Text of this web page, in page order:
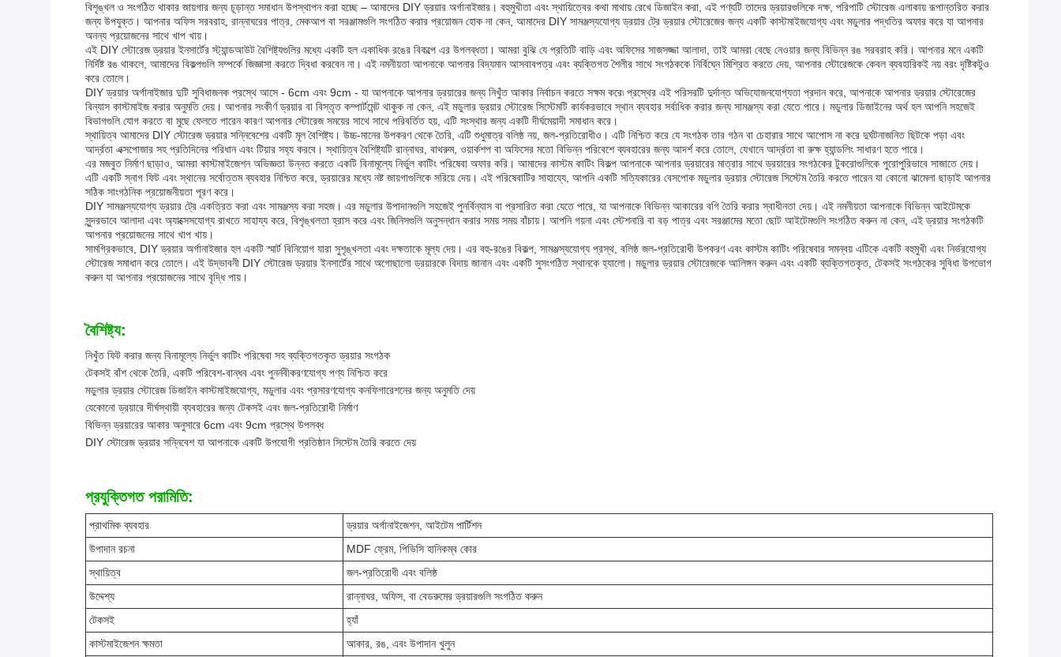
বিশৃঙ্খল ও সংগঠিত থাকার জায়গার জন্য চূড়ান্ত সমাধান উপস্থাপন করা হচ্ছে – আমাদের DIY ড্রয়ার অর্গানাইজার। বহুমুখীতা এবং স্থায়িত্বের কথা মাথায় রেখে ডিজাইন করা, এই পণ্যটি তাদের ড্রয়ারগুলিকে দক্ষ, পরিপাটি স্টোরেজ এলাকায় রূপান্তরিত করার
জন্য উপযুক্ত। আপনার অফিস সরবরাহ, রান্নাঘরের পাত্র, মেকআপ বা সরঞ্জামগুলি সংগঠিত করার প্রয়োজন হোক না কেন, আমাদের DIY সামঞ্জস্যযোগ্য ড্রয়ার ট্রে ড্রয়ার স্টোরেজের জন্য একটি কাস্টমাইজযোগ্য এবং মডুলার পদ্ধতির অফার করে যা আপনার
অনন্য প্রয়োজনের সাথে খাপ খায়।
এই DIY স্টোরেজ ড্রয়ার ইনসার্টের স্ট্যান্ডআউট বৈশিষ্ট্যগুলির মধ্যে একটি হল একাধিক রঙের বিকল্পে এর উপলব্ধতা। আমরা বুঝি যে প্রতিটি বাড়ি এবং অফিসের সাজসজ্জা আলাদা, তাই আমরা বেছে নেওয়ার জন্য বিভিন্ন রঙ সরবরাহ করি। আপনার মনে একটি
নির্দিষ্ট রঙ থাকলে, আমাদের বিকল্পগুলি সম্পর্কে জিজ্ঞাসা করতে দ্বিধা করবেন না। এই নমনীয়তা আপনাকে আপনার বিদ্যমান আসবাবপত্র এবং ব্যক্তিগত শৈলীর সাথে সংগঠককে নির্বিঘ্নে মিশ্রিত করতে দেয়, আপনার স্টোরেজকে কেবল ব্যবহারিকই নয় বরং দৃষ্টিকটুও
করে তোলে।
DIY ড্রয়ার অর্গানাইজার দুটি সুবিধাজনক প্রস্থে আসে - 6cm এবং 9cm - যা আপনাকে আপনার ড্রয়ারের জন্য নিখুঁত আকার নির্বাচন করতে সক্ষম করে৷ প্রস্থের এই পরিসরটি দুর্দান্ত অভিযোজনযোগ্যতা প্রদান করে, আপনাকে আপনার ড্রয়ার স্টোরেজের
বিন্যাস কাস্টমাইজ করার অনুমতি দেয়। আপনার সংকীর্ণ ড্রয়ার বা বিস্তৃত কম্পার্টমেন্ট থাকুক না কেন, এই মডুলার ড্রয়ার স্টোরেজ সিস্টেমটি কার্যকরভাবে স্থান ব্যবহার সর্বাধিক করার জন্য সামঞ্জস্য করা যেতে পারে। মডুলার ডিজাইনের অর্থ হল আপনি সহজেই
বিভাগগুলি যোগ করতে বা মুছে ফেলতে পারেন কারণ আপনার স্টোরেজ সময়ের সাথে সাথে পরিবর্তিত হয়, এটি সংস্থার জন্য একটি দীর্ঘমেয়াদী সমাধান করে।
স্থায়িত্ব আমাদের DIY স্টোরেজ ড্রয়ার সন্নিবেশের একটি মূল বৈশিষ্ট্য। উচ্চ-মানের উপকরণ থেকে তৈরি, এটি শুধুমাত্র বলিষ্ঠ নয়, জল-প্রতিরোধীও। এটি নিশ্চিত করে যে সংগঠক তার গঠন বা চেহারার সাথে আপোস না করে দুর্ঘটনাজনিত ছিটকে পড়া এবং
আর্দ্রতা এক্সপোজার সহ প্রতিদিনের পরিধান এবং টিয়ার সহ্য করবে। স্থায়িত্ব বৈশিষ্ট্যটি রান্নাঘর, বাথরুম, ওয়ার্কশপ বা অফিসের মতো বিভিন্ন পরিবেশে ব্যবহারের জন্য আদর্শ করে তোলে, যেখানে আর্দ্রতা বা রুক্ষ হ্যান্ডলিং সাধারণ হতে পারে।
এর মজবুত নির্মাণ ছাড়াও, আমরা কাস্টমাইজেশন অভিজ্ঞতা উন্নত করতে একটি বিনামূল্যে নির্ভুল কাটিং পরিষেবা অফার করি। আমাদের কাস্টম কাটিং বিকল্প আপনাকে আপনার ড্রয়ারের মাত্রার সাথে ড্রয়ারের সংগঠকের টুকরোগুলিকে পুরোপুরিভাবে সাজাতে দেয়।
এটি একটি স্নাগ ফিট এবং স্থানের সর্বোত্তম ব্যবহার নিশ্চিত করে, ড্রয়ারের মধ্যে নষ্ট জায়গাগুলিকে সরিয়ে দেয়। এই পরিষেবাটির সাহায্যে, আপনি একটি সত্যিকারের বেসপোক মডুলার ড্রয়ার স্টোরেজ সিস্টেম তৈরি করতে পারেন যা কোনো ঝামেলা ছাড়াই আপনার
সঠিক সাংগঠনিক প্রয়োজনীয়তা পূরণ করে।
DIY সামঞ্জস্যযোগ্য ড্রয়ার ট্রে একত্রিত করা এবং সামঞ্জস্য করা সহজ। এর মডুলার উপাদানগুলি সহজেই পুনর্বিন্যাস বা প্রসারিত করা যেতে পারে, যা আপনাকে বিভিন্ন আকারের বগি তৈরি করার স্বাধীনতা দেয়। এই নমনীয়তা আপনাকে বিভিন্ন আইটেমকে
সুন্দরভাবে আলাদা এবং অ্যাক্সেসযোগ্য রাখতে সাহায্য করে, বিশৃঙ্খলতা হ্রাস করে এবং জিনিসগুলি অনুসন্ধান করার সময় সময় বাঁচায়। আপনি গয়না এবং স্টেশনারি বা বড় পাত্র এবং সরঞ্জামের মতো ছোট আইটেমগুলি সংগঠিত করুন না কেন, এই ড্রয়ার সংগঠকটি
আপনার প্রয়োজনের সাথে খাপ খায়।
সামগ্রিকভাবে, DIY ড্রয়ার অর্গানাইজার হল একটি স্মার্ট বিনিয়োগ যারা সুশৃঙ্খলতা এবং দক্ষতাকে মূল্য দেয়। এর বহু-রঙের বিকল্প, সামঞ্জস্যযোগ্য প্রস্থ, বলিষ্ঠ জল-প্রতিরোধী উপকরণ এবং কাস্টম কাটিং পরিষেবার সমন্বয় এটিকে একটি বহুমুখী এবং নির্ভরযোগ্য
স্টোরেজ সমাধান করে তোলে। এই উদ্ভাবনী DIY স্টোরেজ ড্রয়ার ইনসার্টের সাথে অগোছালো ড্রয়ারকে বিদায় জানান এবং একটি সুসংগঠিত স্থানকে হ্যালো। মডুলার ড্রয়ার স্টোরেজকে আলিঙ্গন করুন এবং একটি ব্যক্তিগতকৃত, টেকসই সংগঠকের সুবিধা উপভোগ
করুন যা আপনার প্রয়োজনের সাথে বৃদ্ধি পায়।
বৈশিষ্ট্য:
নিখুঁত ফিট করার জন্য বিনামূল্যে নির্ভুল কাটিং পরিষেবা সহ ব্যক্তিগতকৃত ড্রয়ার সংগঠক
টেকসই বাঁশ থেকে তৈরি, একটি পরিবেশ-বান্ধব এবং পুনর্নবীকরণযোগ্য পণ্য নিশ্চিত করে
মডুলার ড্রয়ার স্টোরেজ ডিজাইন কাস্টমাইজযোগ্য, মডুলার এবং প্রসারণযোগ্য কনফিগারেশনের জন্য অনুমতি দেয়
যেকোনো ড্রয়ারে দীর্ঘস্থায়ী ব্যবহারের জন্য টেকসই এবং জল-প্রতিরোধী নির্মাণ
বিভিন্ন ড্রয়ারের আকার অনুসারে 6cm এবং 9cm প্রস্থে উপলব্ধ
DIY স্টোরেজ ড্রয়ার সন্নিবেশ যা আপনাকে একটি উপযোগী প্রতিষ্ঠান সিস্টেম তৈরি করতে দেয়
প্রযুক্তিগত পরামিতি:
প্রাথমিক ব্যবহার
ড্রয়ার অর্গানাইজেশন, আইটেম পার্টিশন
উপাদান রচনা
MDF ফ্রেম, পিভিসি হানিকম্ব কোর
স্থায়িত্ব
জল-প্রতিরোধী এবং বলিষ্ঠ
উদ্দেশ্য
রান্নাঘর, অফিস, বা বেডরুমের ড্রয়ারগুলি সংগঠিত করুন
টেকসই
হ্যাঁ
কাস্টমাইজেশন ক্ষমতা
আকার, রঙ, এবং উপাদান খুলুন